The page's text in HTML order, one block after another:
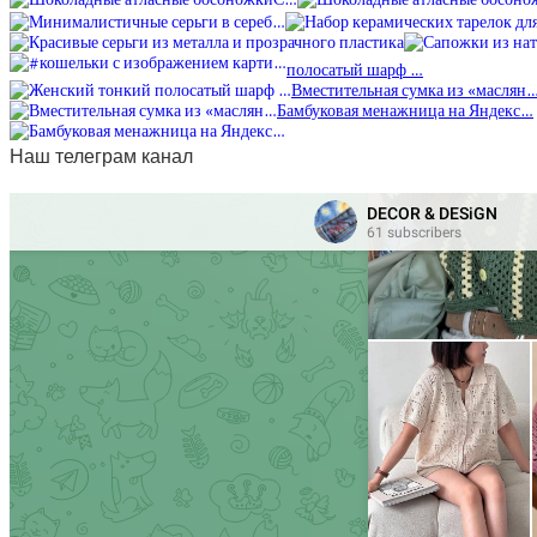
полосатый шарф …
Вместительная сумка из
Бамбуковая менажница на Яндекс…
Наш телеграм канал